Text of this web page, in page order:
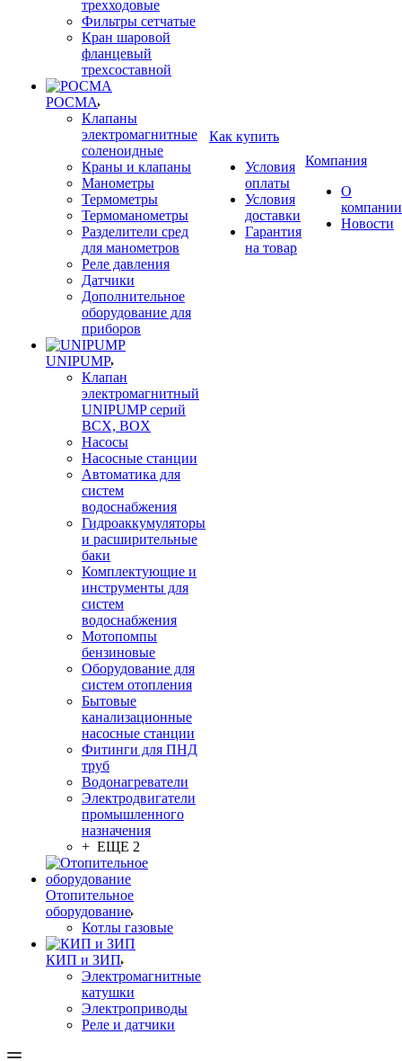
трехходовые
Фильтры сетчатые
Кран шаровой
фланцевый
трехсоставной
РОСМА
Клапаны
электромагнитные
соленоидные
Краны и клапаны
Манометры
Термометры
Термоманометры
Разделители сред
для манометров
Реле давления
Датчики
Дополнительное
оборудование для
приборов
UNIPUMP
Клапан
электромагнитный
UNIPUMP серий
BCX, BOX
Насосы
Насосные станции
Автоматика для
систем
водоснабжения
Гидроаккумуляторы
и расширительные
баки
Комплектующие и
инструменты для
систем
водоснабжения
Мотопомпы
бензиновые
Оборудование для
систем отопления
Бытовые
канализационные
насосные станции
Фитинги для ПНД
труб
Водонагреватели
Электродвигатели
промышленного
назначения
+ ЕЩЕ 2
Отопительное
оборудование
Котлы газовые
КИП и ЗИП
Электромагнитные
катушки
Электроприводы
Реле и датчики
Как купить
Условия
оплаты
Условия
доставки
Гарантия
на товар
Компания
О
компании
Новости